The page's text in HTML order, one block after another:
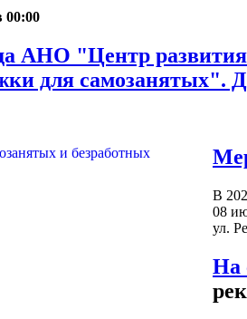
00:00
АНО "Центр
для самозанятых".
В
08
ул.
На